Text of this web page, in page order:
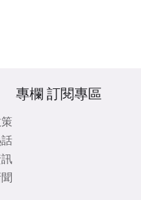
專欄 訂閱專區